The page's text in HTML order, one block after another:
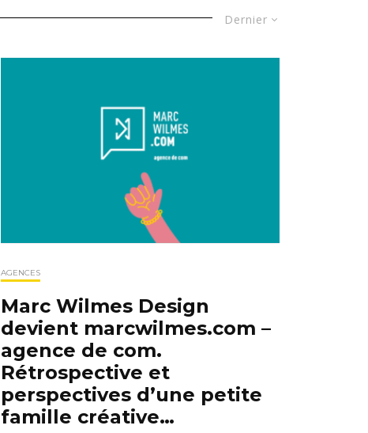
Dernier
AGENCES
Marc Wilmes Design
devient marcwilmes.com –
agence de com.
Rétrospective et
perspectives d’une petite
famille créative…